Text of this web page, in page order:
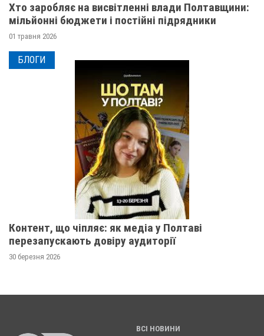
Хто заробляє на висвітленні влади Полтавщини:
мільйонні бюджети і постійні підрядники
01 травня 2026
БЛОГИ
Контент, що чіпляє: як медіа у Полтаві
перезапускають довіру аудиторії
30 березня 2026
ВСІ НОВИНИ